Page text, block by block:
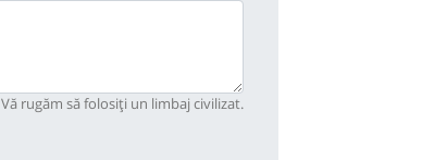
Vă rugăm să folosiți un limbaj civilizat.